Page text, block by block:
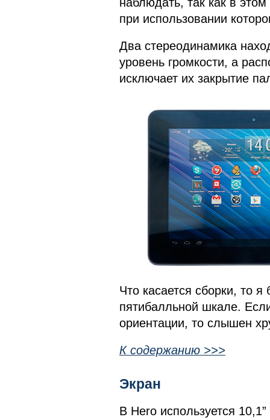
при использовании
Два стереодинамика
уровень громкости, а
исключает их закрытие
Что касается сборки, то
пятибалльной шкале.
ориентации, то слышен
К содержанию >>>
Экран
В Hero используется